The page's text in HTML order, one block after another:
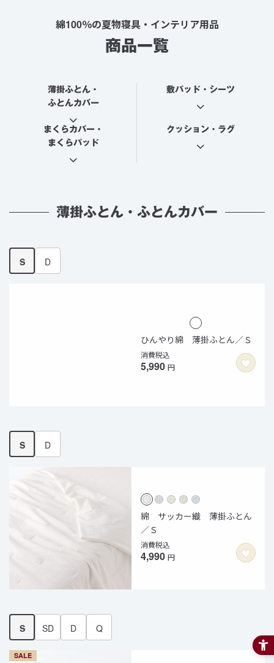
綿100％の夏物寝具・インテリア用品
商品一覧
薄掛ふとん・
ふとんカバー
敷パッド・シーツ
まくらカバー・
まくらパッド
クッション・ラグ
薄掛ふとん・ふとんカバー
S D
ひんやり綿 薄掛ふとん／Ｓ
消費税込
5,990 円
S D
綿 サッカー織 薄掛ふとん
／Ｓ
消費税込
4,990 円
S SD D Q
SALE